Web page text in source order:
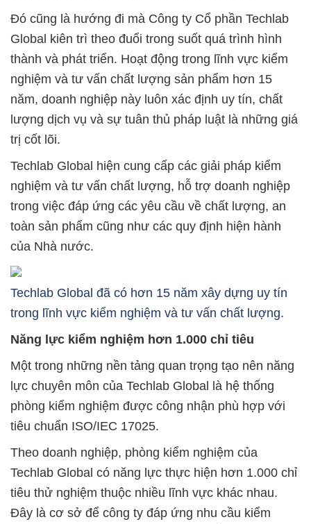
Đó cũng là hướng đi mà Công ty Cổ phần Techlab
Global kiên trì theo đuổi trong suốt quá trình hình
thành và phát triển. Hoạt động trong lĩnh vực kiểm
nghiệm và tư vấn chất lượng sản phẩm hơn 15
năm, doanh nghiệp này luôn xác định uy tín, chất
lượng dịch vụ và sự tuân thủ pháp luật là những giá
trị cốt lõi.
Techlab Global hiện cung cấp các giải pháp kiểm
nghiệm và tư vấn chất lượng, hỗ trợ doanh nghiệp
trong việc đáp ứng các yêu cầu về chất lượng, an
toàn sản phẩm cũng như các quy định hiện hành
của Nhà nước.
Techlab Global đã có hơn 15 năm xây dựng uy tín
trong lĩnh vực kiểm nghiệm và tư vấn chất lượng.
Năng lực kiểm nghiệm hơn 1.000 chỉ tiêu
Một trong những nền tảng quan trọng tạo nên năng
lực chuyên môn của Techlab Global là hệ thống
phòng kiểm nghiệm được công nhận phù hợp với
tiêu chuẩn ISO/IEC 17025.
Theo doanh nghiệp, phòng kiểm nghiệm của
Techlab Global có năng lực thực hiện hơn 1.000 chỉ
tiêu thử nghiệm thuộc nhiều lĩnh vực khác nhau.
Đây là cơ sở để công ty đáp ứng nhu cầu kiểm